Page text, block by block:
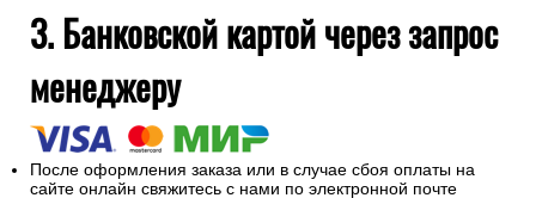
3. Банковской картой через запрос
менеджеру
После оформления заказа или в случае сбоя оплаты на
сайте онлайн свяжитесь с нами по электронной почте